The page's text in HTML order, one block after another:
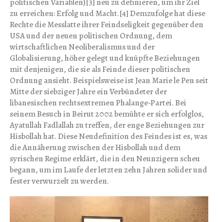
zu erreichen: Erfolg und Macht.[4] Demzufolge hat diese
Rechte die Messlatte ihrer Feindseligkeit gegenüber den
USA und der neuen politischen Ordnung, dem
wirtschaftlichen Neoliberalismus und der
Globalisierung, höher gelegt und knüpfte Beziehungen
mit denjenigen, die sie als Feinde dieser politischen
Ordnung ansieht. Beispielsweise ist Jean Marie le Pen seit
Mitte der siebziger Jahre ein Verbündeter der
libanesischen rechtsextremen Phalange-Partei. Bei
seinem Besuch in Beirut 2002 bemühte er sich erfolglos,
Ayatullah Fadlallah zu treffen, der enge Beziehungen zur
Hisbollah hat. Diese Neudefinition des Feindes ist es, was
die Annäherung zwischen der Hisbollah und dem
syrischen Regime erklärt, die in den Neunzigern scheu
begann, um im Laufe der letzten zehn Jahren solider und
fester verwurzelt zu werden.